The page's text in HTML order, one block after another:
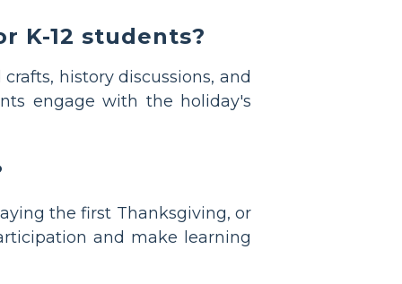
K-12 students?
history discussions, and
engage with the holiday's
the first Thanksgiving, or
and make learning